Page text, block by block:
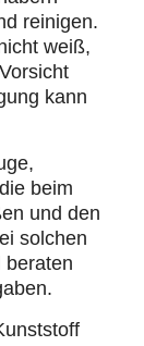
reinigen.
weiß,
kann
beim
und den
solchen
beraten